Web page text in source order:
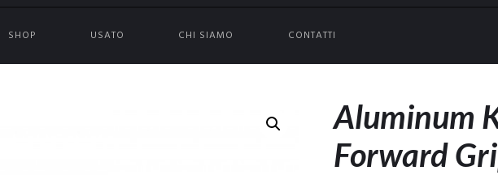
SHOP USATO CHI SIAMO CONTATTI
Aluminum
Forward